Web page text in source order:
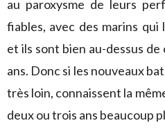
au paroxysme de leurs
fiables, avec des marins
et ils sont bien au-dessus
ans. Donc si les nouveaux
très loin, connaissent la
deux ou trois ans beaucoup